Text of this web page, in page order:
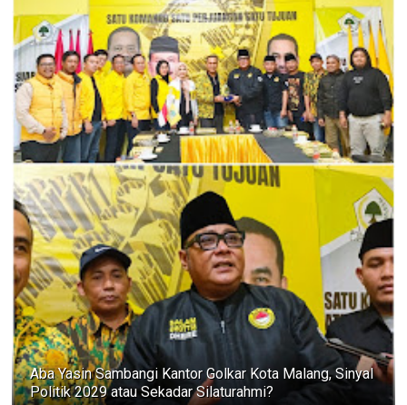
Aba Yasin Sambangi Kantor Golkar Kota Malang, Sinyal
Politik 2029 atau Sekadar Silaturahmi?